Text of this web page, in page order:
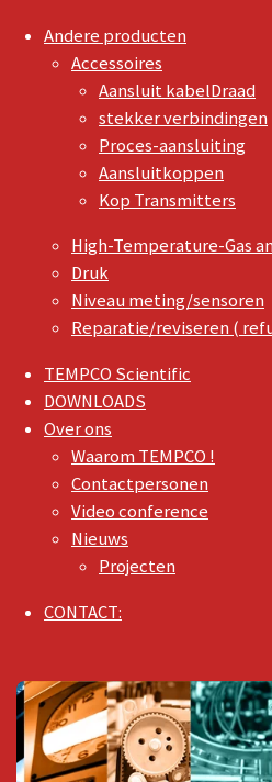
Andere producten
Accessoires
Aansluit kabelDraad
stekker verbindingen
Proces-aansluiting
Aansluitkoppen
Kop Transmitters
High-Temperature-Gas
Druk
Niveau meting/sensoren
Reparatie/reviseren (
TEMPCO Scientific
DOWNLOADS
Over ons
Waarom TEMPCO !
Contactpersonen
Video conference
Nieuws
Projecten
CONTACT: